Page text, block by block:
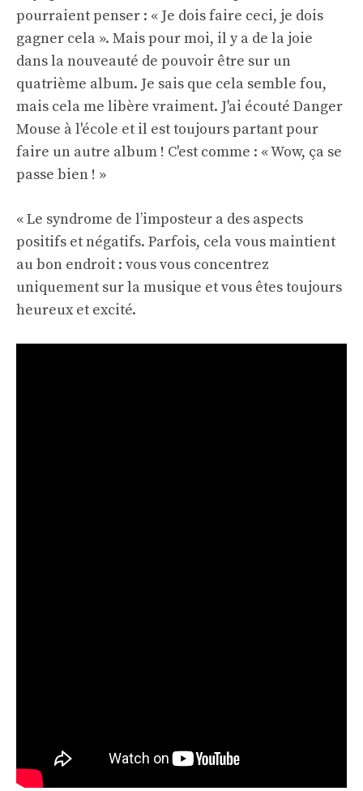
pourraient penser : « Je dois faire ceci, je dois
gagner cela ». Mais pour moi, il y a de la joie
dans la nouveauté de pouvoir être sur un
quatrième album. Je sais que cela semble fou,
mais cela me libère vraiment. J'ai écouté Danger
Mouse à l'école et il est toujours partant pour
faire un autre album ! C'est comme : « Wow, ça se
passe bien ! »
« Le syndrome de l’imposteur a des aspects
positifs et négatifs. Parfois, cela vous maintient
au bon endroit : vous vous concentrez
uniquement sur la musique et vous êtes toujours
heureux et excité.